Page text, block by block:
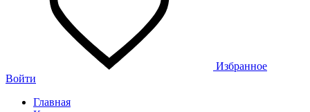
Избранное
Войти
Главная